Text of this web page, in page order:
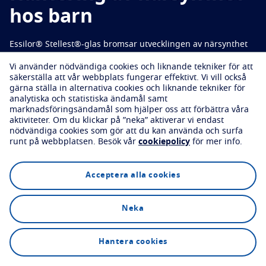
Skydda
Transitions Ljusanpassat glas
Solglas God syn med snygg stil
Blue UV Filtreringslösningar för vardagsglas
Förbättra
Crizal Antireflexbehandling
Upptäck alla våra varumärken
Boka en synundersökning
Boka en synundersökning
hos barn
Essilor® Stellest®-glas bromsar utvecklingen av närsynthet
med i genomsnitt 67 %
Boka en synundersökning
UtforskaTeknologiFAQs
Vi använder nödvändiga cookies och liknande tekniker för att
säkerställa att vår webbplats fungerar effektivt. Vi vill också
gärna ställa in alternativa cookies och liknande tekniker för
analytiska och statistiska ändamål samt
marknadsföringsändamål som hjälper oss att förbättra våra
aktiviteter. Om du klickar på ”neka” aktiverar vi endast
nödvändiga cookies som gör att du kan använda och surfa
runt på webbplatsen. Besök vår cookiepolicy för mer info.
Acceptera alla cookies
Neka
Hantera cookies